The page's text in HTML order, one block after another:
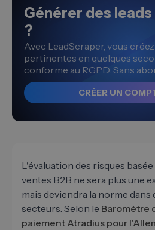
Générer des leads
?
Avec LeadScraper, vous
pertinentes en quelques
conforme au RGPD. Sans
CRÉER UN
L'évaluation des risques
ventes B2B ne sera plus une
mais deviendra la norme
secteurs. Selon le Baromètre
paiement Atradius pour